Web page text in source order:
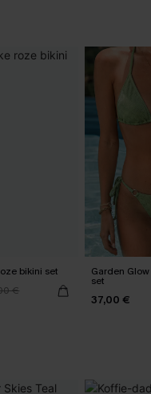
bikini set
€
Garden
set
37,00 €